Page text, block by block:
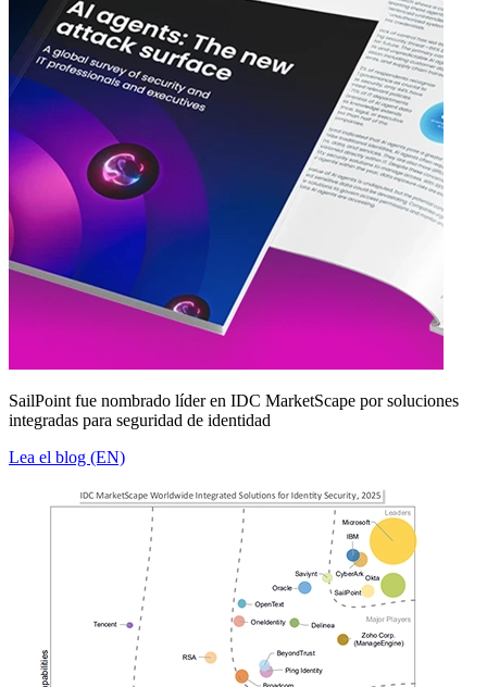
SailPoint fue nombrado líder en IDC MarketScape por soluciones
integradas para seguridad de identidad
Lea el blog (EN)